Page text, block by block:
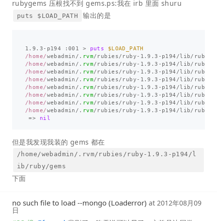
rubygems 压根找不到 gems.ps:我在 irb 里面 shuru
puts $LOAD_PATH 输出的是
1.9 . 3 - p194 :001 > puts
$LOAD_PATH
/home/webadmin / . rvm/ rubies/ ruby - 1.9 .3 - p194 /lib/ ruby
/home/webadmin / . rvm/ rubies/ ruby - 1.9 .3 - p194 /lib/ ruby
/home/webadmin / . rvm/ rubies/ ruby - 1.9 .3 - p194 /lib/ ruby
/home/webadmin / . rvm/ rubies/ ruby - 1.9 .3 - p194 /lib/ ruby
/home/webadmin / . rvm/ rubies/ ruby - 1.9 .3 - p194 /lib/ ruby
/home/webadmin / . rvm/ rubies/ ruby - 1.9 .3 - p194 /lib/ ruby
/home/webadmin / . rvm/ rubies/ ruby - 1.9 .3 - p194 /lib/ ruby
/home/webadmin / . rvm/ rubies/ ruby - 1.9 .3 - p194 /lib/ ruby
=>
nil
但是我发现我装的 gems 都在
/home/webadmin/.rvm/rubies/ruby-1.9.3-p194/l
ib/ruby/gems
下面
no such file to load --mongo (Loaderror) at 2012年08月09
日